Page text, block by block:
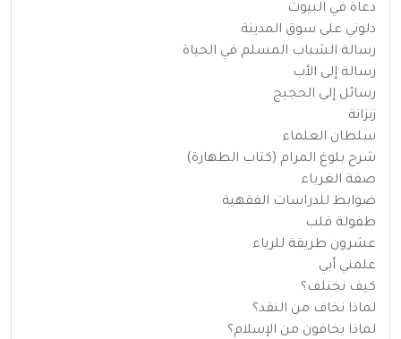
دعاة في البيوت
دلوني على سوق المدينة
رسالة الشباب المسلم في الحياة
رسالة إلى الأب
رسائل إلى الحجيج
زنزانة
سلطان العلماء
شرح بلوغ المرام (كتاب الطهارة)
صفة الغرباء
ضوابط للدراسات الفقهية
طفولة قلب
عشرون طريقة للرياء
علمني أبي
كيف نختلف؟
لماذا نخاف من النقد؟
لماذا يخافون من الإسلام؟